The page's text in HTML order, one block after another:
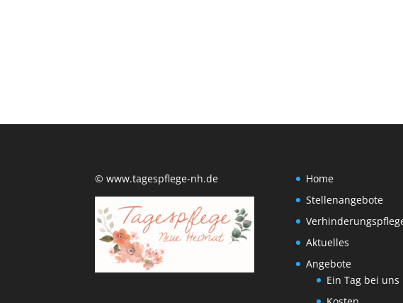
© www.tagespflege-nh.de
Home
Stellenangebote
Aktuelles
Angebote
Ein Tag bei uns